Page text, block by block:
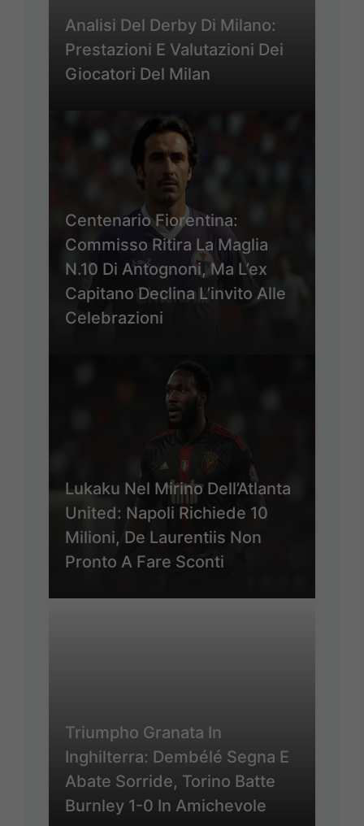
Analisi Del Derby Di Milano:
Prestazioni E Valutazioni Dei
Giocatori Del Milan
Centenario Fiorentina:
Commisso Ritira La Maglia
N.10 Di Antognoni, Ma L’ex
Capitano Declina L’invito Alle
Celebrazioni
Lukaku Nel Mirino Dell’Atlanta
United: Napoli Richiede 10
Milioni, De Laurentiis Non
Pronto A Fare Sconti
Triumpho Granata In
Inghilterra: Dembélé Segna E
Abate Sorride, Torino Batte
Burnley 1-0 In Amichevole